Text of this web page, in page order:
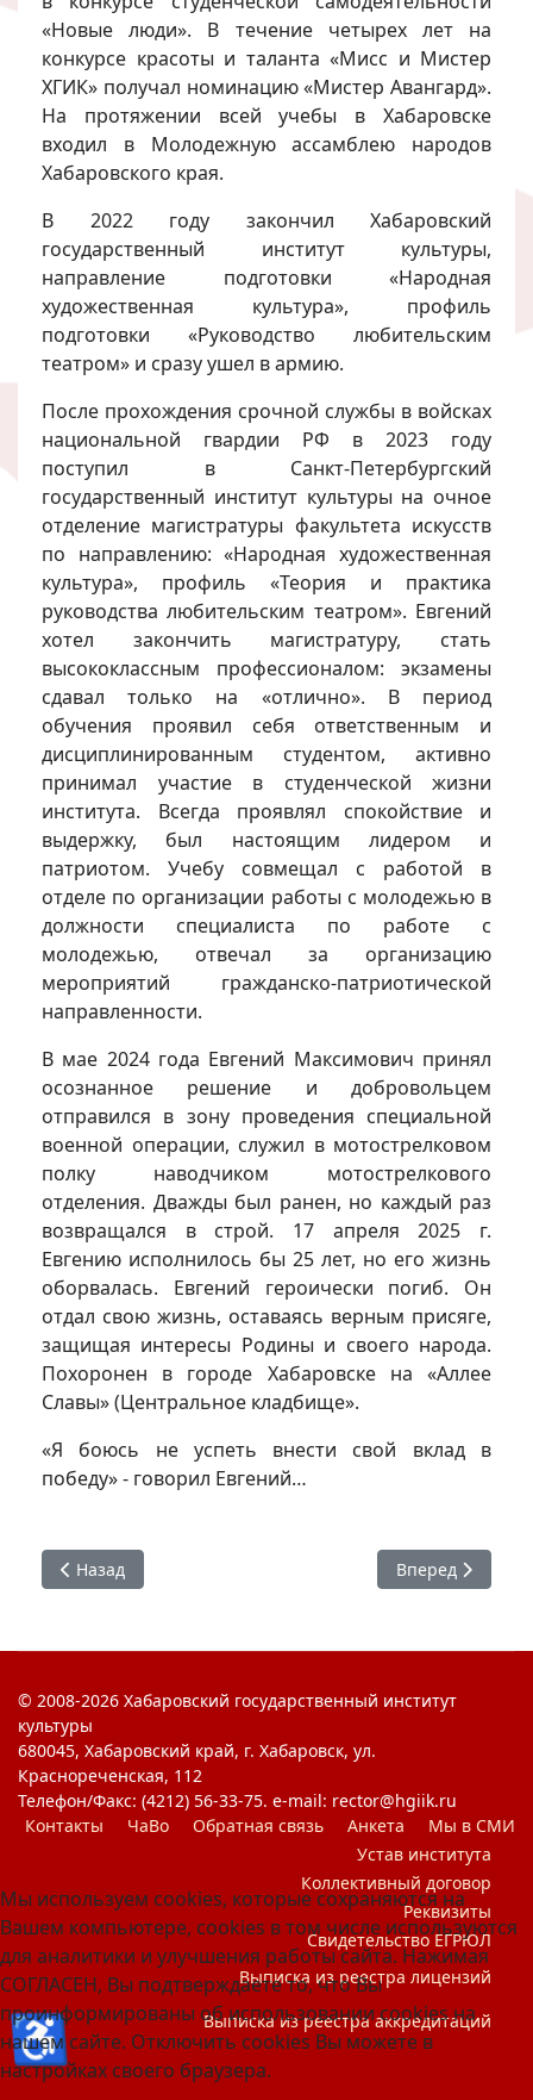
«Новые люди». В течение четырех лет на
конкурсе красоты и таланта «Мисс и Мистер
ХГИК» получал номинацию «Мистер Авангард».
На протяжении всей учебы в Хабаровске
входил в Молодежную ассамблею народов
Хабаровского края.
В 2022 году закончил Хабаровский
государственный институт культуры,
направление подготовки «Народная
художественная культура», профиль
подготовки «Руководство любительским
театром» и сразу ушел в армию.
После прохождения срочной службы в войсках
национальной гвардии РФ в 2023 году
поступил в Санкт-Петербургский
государственный институт культуры на очное
отделение магистратуры факультета искусств
по направлению: «Народная художественная
культура», профиль «Теория и практика
руководства любительским театром». Евгений
хотел закончить магистратуру, стать
высококлассным профессионалом: экзамены
сдавал только на «отлично». В период
обучения проявил себя ответственным и
дисциплинированным студентом, активно
принимал участие в студенческой жизни
института. Всегда проявлял спокойствие и
выдержку, был настоящим лидером и
патриотом. Учебу совмещал с работой в
отделе по организации работы с молодежью в
должности специалиста по работе с
молодежью, отвечал за организацию
мероприятий гражданско-патриотической
направленности.
В мае 2024 года Евгений Максимович принял
осознанное решение и добровольцем
отправился в зону проведения специальной
военной операции, служил в мотострелковом
полку наводчиком мотострелкового
отделения. Дважды был ранен, но каждый раз
возвращался в строй. 17 апреля 2025 г.
Евгению исполнилось бы 25 лет, но его жизнь
оборвалась. Евгений героически погиб. Он
отдал свою жизнь, оставаясь верным присяге,
защищая интересы Родины и своего народа.
Похоронен в городе Хабаровске на «Аллее
Славы» (Центральное кладбище».
«Я боюсь не успеть внести свой вклад в
победу» - говорил Евгений…
Предыдущий: #ЯГоржусь : Без срока давности
Назад Следующий:
Вперед
© 2008-2026 Хабаровский государственный институт
культуры
680045, Хабаровский край, г. Хабаровск, ул.
Краснореченская, 112
Телефон/Факс: (4212) 56-33-75. e-mail: rector@hgiik.ru
Контакты
ЧаВо Обратная связь Анкета
Мы в СМИ
Устав института
Коллективный договор
Реквизиты
Свидетельство ЕГРЮЛ
Выписка из реестра лицензий
Выписка из реестра аккредитаций
Мы используем cookies, которые сохраняются на
Вашем компьютере, cookies в том числе используются
для аналитики и улучшения работы сайта. Нажимая
СОГЛАСЕН, Вы подтверждаете то, что Вы
проинформированы об использовании cookies на
нашем сайте. Отключить cookies Вы можете в
настройках своего браузера.